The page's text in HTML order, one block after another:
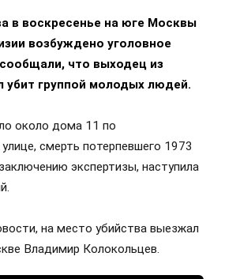
в воскресенье на юге Москвы
возбуждено уголовное
что выходец из
убит группой молодых людей.
около дома 11 по
смерть потерпевшего 1973
экспертизы, наступила
на место убийства выезжал
Владимир Колокольцев.